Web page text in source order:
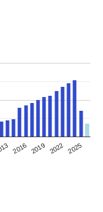
2016 2019 2022 2025